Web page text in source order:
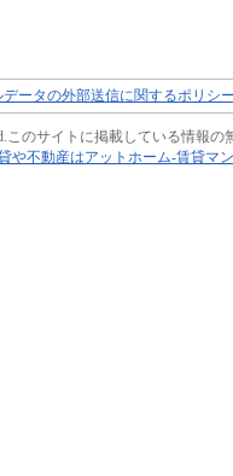
ータの外部送信に関するポリシ
このサイトに掲載している情報の
や不動産はアットホーム-賃貸マ